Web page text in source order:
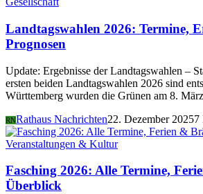
Landtagswahlen 2026: Termine,
Prognosen
Update: Ergebnisse der Landtagswahlen –
ersten beiden Landtagswahlen 2026 sind
Württemberg wurden die Grünen am 8.
RNRathaus Nachrichten22. Dezember 20257
Veranstaltungen & Kultur
Fasching 2026: Alle Termine,
Überblick